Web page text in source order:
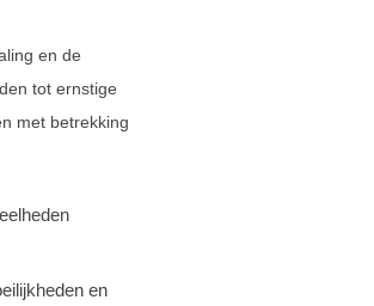
en de
tot ernstige
met betrekking
en